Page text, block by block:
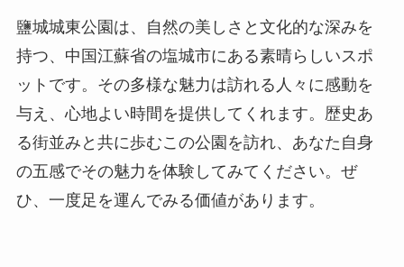
鹽城城東公園は、自然の美しさと文化的な深みを
持つ、中国江蘇省の塩城市にある素晴らしいスポ
ットです。その多様な魅力は訪れる人々に感動を
与え、心地よい時間を提供してくれます。歴史あ
る街並みと共に歩むこの公園を訪れ、あなた自身
の五感でその魅力を体験してみてください。ぜ
ひ、一度足を運んでみる価値があります。